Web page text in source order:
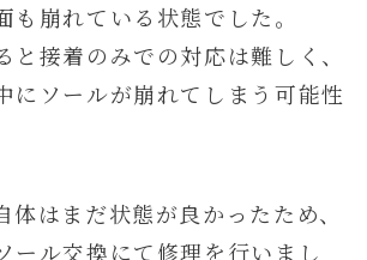
も崩れている状態でした。
と接着のみでの対応は難しく、
にソールが崩れてしまう可能性
体はまだ状態が良かったため、
ール交換にて修理を行いまし